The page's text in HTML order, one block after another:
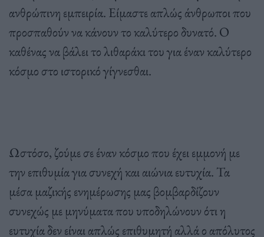
ανθρώπινη εμπειρία. Είμαστε απλώς άνθρωποι που
προσπαθούν να κάνουν το καλύτερο δυνατό. Ο
καθένας να βάλει το λιθαράκι του για έναν καλύτερο
κόσμο στο ιστορικό γίγνεσθαι.
Ωστόσο, ζούμε σε έναν κόσμο που έχει εμμονή με
την επιθυμία για συνεχή και αιώνια ευτυχία. Τα
μέσα μαζικής ενημέρωσης μας βομβαρδίζουν
συνεχώς με μηνύματα που υποδηλώνουν ότι η
ευτυχία δεν είναι απλώς επιθυμητή αλλά ο απόλυτος